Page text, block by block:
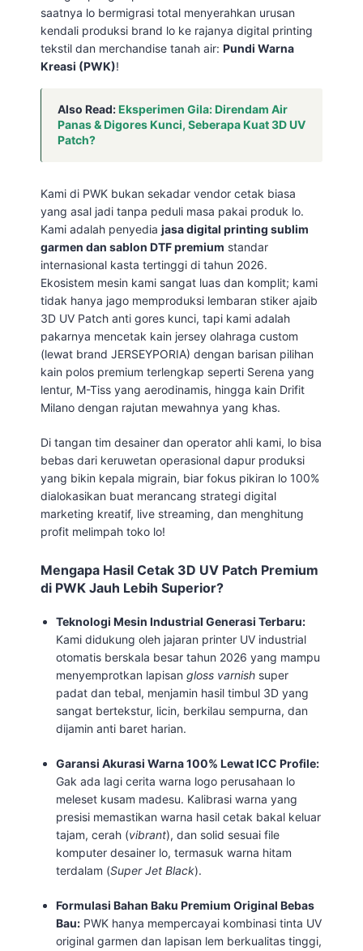
saatnya lo bermigrasi total menyerahkan urusan
kendali produksi brand lo ke rajanya digital printing
tekstil dan merchandise tanah air: Pundi Warna
Kreasi (PWK)!
Also Read:Eksperimen Gila: Direndam Air
Panas & Digores Kunci, Seberapa Kuat 3D UV
Patch?
Kami di PWK bukan sekadar vendor cetak biasa
yang asal jadi tanpa peduli masa pakai produk lo.
Kami adalah penyedia jasa digital printing sublim
garmen dan sablon DTF premium standar
internasional kasta tertinggi di tahun 2026.
Ekosistem mesin kami sangat luas dan komplit; kami
tidak hanya jago memproduksi lembaran stiker ajaib
3D UV Patch anti gores kunci, tapi kami adalah
pakarnya mencetak kain jersey olahraga custom
(lewat brand JERSEYPORIA) dengan barisan pilihan
kain polos premium terlengkap seperti Serena yang
lentur, M-Tiss yang aerodinamis, hingga kain Drifit
Milano dengan rajutan mewahnya yang khas.
Di tangan tim desainer dan operator ahli kami, lo bisa
bebas dari keruwetan operasional dapur produksi
yang bikin kepala migrain, biar fokus pikiran lo 100%
dialokasikan buat merancang strategi digital
marketing kreatif, live streaming, dan menghitung
profit melimpah toko lo!
Mengapa Hasil Cetak 3D UV Patch Premium
di PWK Jauh Lebih Superior?
Teknologi Mesin Industrial Generasi Terbaru:
Kami didukung oleh jajaran printer UV industrial
otomatis berskala besar tahun 2026 yang mampu
menyemprotkan lapisangloss varnish super
padat dan tebal, menjamin hasil timbul 3D yang
sangat bertekstur, licin, berkilau sempurna, dan
dijamin anti baret harian.
Garansi Akurasi Warna 100% Lewat ICC Profile:
Gak ada lagi cerita warna logo perusahaan lo
meleset kusam madesu. Kalibrasi warna yang
presisi memastikan warna hasil cetak bakal keluar
tajam, cerah (vibrant), dan solid sesuai file
komputer desainer lo, termasuk warna hitam
terdalam (Super Jet Black).
Formulasi Bahan Baku Premium Original Bebas
Bau: PWK hanya mempercayai kombinasi tinta UV
original garmen dan lapisan lem berkualitas tinggi,